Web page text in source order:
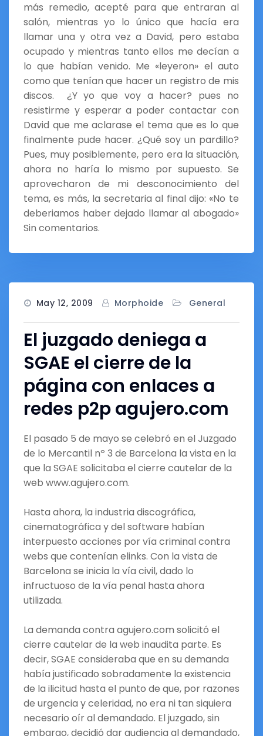
más remedio, acepté para que entraran al
salón, mientras yo lo único que hacía era
llamar una y otra vez a David, pero estaba
ocupado y mientras tanto ellos me decían a
lo que habían venido. Me «leyeron» el auto
como que tenían que hacer un registro de mis
discos. ¿Y yo que voy a hacer? pues no
resistirme y esperar a poder contactar con
David que me aclarase el tema que es lo que
finalmente pude hacer. ¿Qué soy un pardillo?
Pues, muy posiblemente, pero era la situación,
ahora no haría lo mismo por supuesto. Se
aprovecharon de mi desconocimiento del
tema, es más, la secretaria al final dijo: «No te
deberiamos haber dejado llamar al abogado»
Sin comentarios.
May 12, 2009 Morphoide General
El juzgado deniega a
SGAE el cierre de la
página con enlaces a
redes p2p agujero.com
El pasado 5 de mayo se celebró en el Juzgado
de lo Mercantil nº 3 de Barcelona la vista en la
que la SGAE solicitaba el cierre cautelar de la
web www.agujero.com.
Hasta ahora, la industria discográfica,
cinematográfica y del software habían
interpuesto acciones por vía criminal contra
webs que contenían elinks. Con la vista de
Barcelona se inicia la vía civil, dado lo
infructuoso de la vía penal hasta ahora
utilizada.
La demanda contra agujero.com solicitó el
cierre cautelar de la web inaudita parte. Es
decir, SGAE consideraba que en su demanda
había justificado sobradamente la existencia
de la ilicitud hasta el punto de que, por razones
de urgencia y celeridad, no era ni tan siquiera
necesario oír al demandado. El juzgado, sin
embargo, decidió dar audiencia al demandado,